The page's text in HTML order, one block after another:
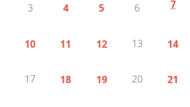
3 4 5 6 7
10 11 12 13 14
17 18 19 20 21